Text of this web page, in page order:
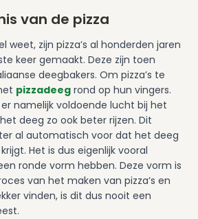
van de pizza
weet, zijn pizza’s al honderden jaren
keer gemaakt. Deze zijn toen
deegbakers. Om pizza’s te
pizzadeeg rond op hun vingers.
namelijk voldoende lucht bij het
deeg zo ook beter rijzen. Dit
al automatisch voor dat het deeg
Het is dus eigenlijk vooral
ronde vorm hebben. Deze vorm is
van het maken van pizza’s en
vinden, is dit dus nooit een